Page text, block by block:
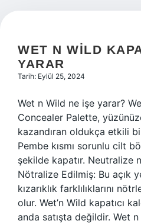
WET N WILD
YARAR
Tarih: Eylül 25, 2024
Wet n Wild ne işe yarar?
Concealer Palette,
kazandıran oldukça etkili
Pembe kısmı sorunlu cilt
şekilde kapatır. Neutralize
Nötralize Edilmiş: Bu açık
kızarıklık farklılıklarını
olur. Wet’n Wild kapatıcı
anda satışta değildir. Wet